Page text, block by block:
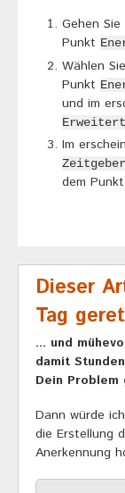
Gehen
Punkt
Wählen
Punkt
und im
Im
dem Punkt
Dieser
Tag
... und
damit
Dein Problem
Dann würde
die Erstellung
Anerkennung